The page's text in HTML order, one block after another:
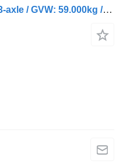
Broshuis 3ABSD Lowloader 3-axle / GVW: 59.000kg / Neck: 23.000kg / hydrau